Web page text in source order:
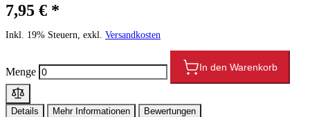
7,95 € *
Inkl. 19% Steuern, exkl. Versandkosten
Menge In den Warenkorb
Details Mehr Informationen Bewertungen